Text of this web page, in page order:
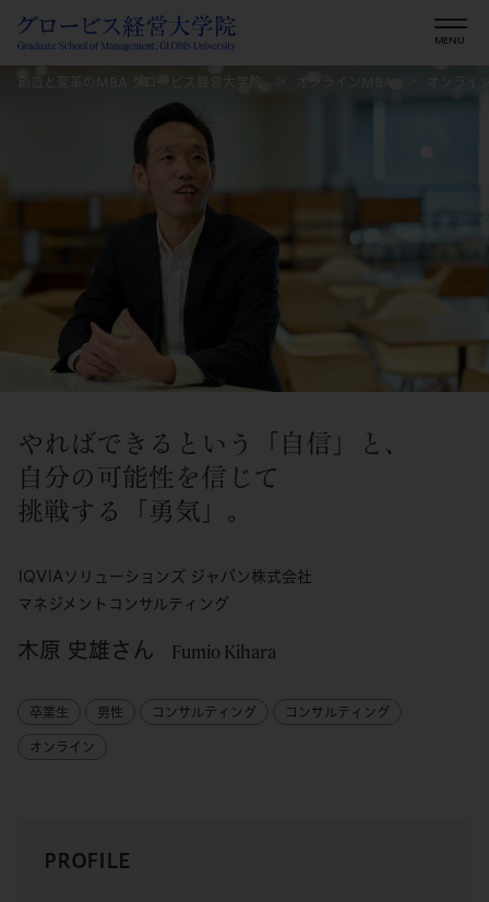
創造と変革のMBA グロービス経営大学院
やればできるという「自信」と、
自分の可能性を信じて
挑戦する「勇気」。
IQVIAソリューションズ ジャパン株式会社
マネジメントコンサルティング
木原 史雄さん Fumio Kihara
卒業生 男性 コンサルティング コンサルティング
オンライン
PROFILE